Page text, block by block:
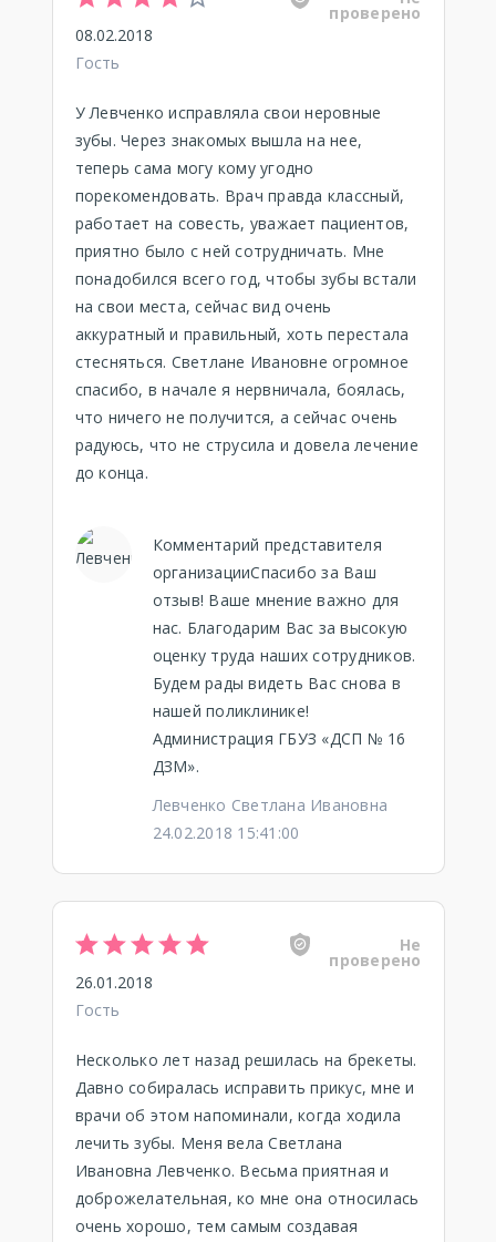
проверено
08.02.2018
Гость
У Левченко исправляла свои неровные
зубы. Через знакомых вышла на нее,
теперь сама могу кому угодно
порекомендовать. Врач правда классный,
работает на совесть, уважает пациентов,
приятно было с ней сотрудничать. Мне
понадобился всего год, чтобы зубы встали
на свои места, сейчас вид очень
аккуратный и правильный, хоть перестала
стесняться. Светлане Ивановне огромное
спасибо, в начале я нервничала, боялась,
что ничего не получится, а сейчас очень
радуюсь, что не струсила и довела лечение
до конца.
Комментарий представителя
организацииСпасибо за Ваш
отзыв! Ваше мнение важно для
нас. Благодарим Вас за высокую
оценку труда наших сотрудников.
Будем рады видеть Вас снова в
нашей поликлинике!
Администрация ГБУЗ «ДСП № 16
ДЗМ».
Левченко Светлана Ивановна
24.02.2018 15:41:00
Не
проверено
26.01.2018
Гость
Несколько лет назад решилась на брекеты.
Давно собиралась исправить прикус, мне и
врачи об этом напоминали, когда ходила
лечить зубы. Меня вела Светлана
Ивановна Левченко. Весьма приятная и
доброжелательная, ко мне она относилась
очень хорошо, тем самым создавая